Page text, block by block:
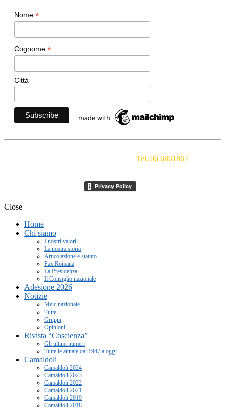
Nome *
Cognome *
Città
Tel. 06 6861867
Close
Home
Chi siamo
I nostri valori
La nostra storia
Articolazione e statuto
Pax Romana
La Presidenza
Il Consiglio nazionale
Adesione 2026
Notizie
Meic nazionale
Tutte
Gruppi
Opinioni
Rivista “Coscienza”
Gli ultimi numeri
Tutte le annate dal 1947 a oggi
Camaldoli
Camaldoli 2024
Camaldoli 2023
Camaldoli 2022
Camaldoli 2021
Camaldoli 2019
Camaldoli 2018